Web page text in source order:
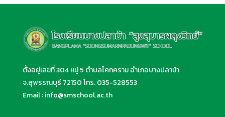
ตั้งอยู่เลขที่ 304 หมู่ 5 ตำบลโคกคราม อำเภอบางปลาม้า
จ.สุพรรณบุรี 72150 โทร.035-528553
Email :info@smschool.ac.th